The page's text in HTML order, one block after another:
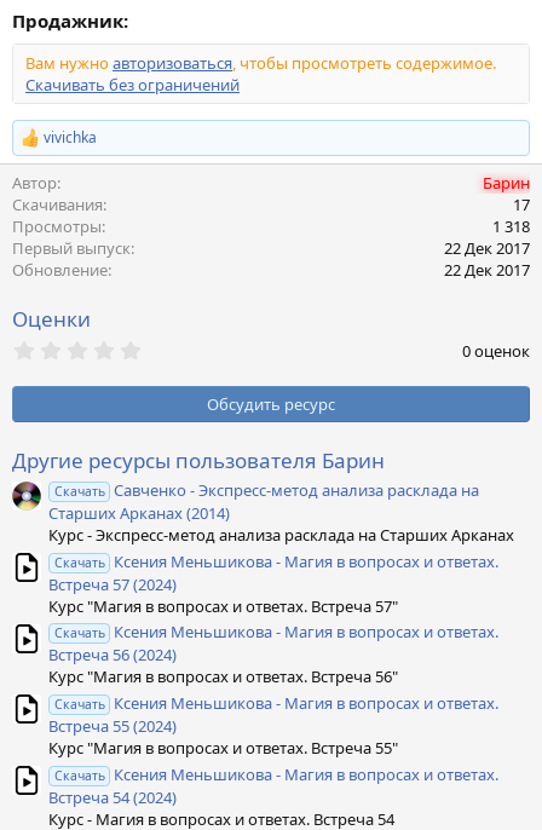
Продажник:
Вам нужноавторизоваться, чтобы просмотреть содержимое.
Скачивать без ограничений
Р
е
а
к
ц
и
и
:
vivichka
Автор
Барин
Скачивания
17
Просмотры
1 318
Первый выпуск
22 Дек 2017
Обновление
22 Дек 2017
Оценки
0
з
ё
з
д
0 оценок
Обсудить ресурс
Другие ресурсы пользователя Барин
Скачать Савченко - Экспресс-метод анализа расклада на
Старших Арканах (2014)
Курс - Экспресс-метод анализа расклада на Старших Арканах
Скачать Ксения Меньшикова - Магия в вопросах и ответах.
Встреча 57 (2024)
Курс "Магия в вопросах и ответах. Встреча 57"
Скачать Ксения Меньшикова - Магия в вопросах и ответах.
Встреча 56 (2024)
Курс "Магия в вопросах и ответах. Встреча 56"
Скачать Ксения Меньшикова - Магия в вопросах и ответах.
Встреча 55 (2024)
Курс "Магия в вопросах и ответах. Встреча 55"
Скачать Ксения Меньшикова - Магия в вопросах и ответах.
Встреча 54 (2024)
Курс - Магия в вопросах и ответах. Встреча 54